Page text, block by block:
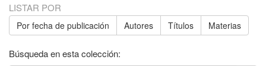
LISTAR POR
Por fecha de publicación Autores Títulos Materias
Búsqueda en esta colección: